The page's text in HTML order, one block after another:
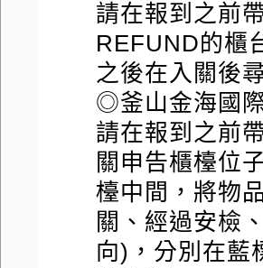
請在報到之前
REFUND的櫃
之後在入關後
◎釜山金海國際
請在報到之前
關申告櫃檯位
檯中間，將物
關、經過安檢
向)，分別在藍